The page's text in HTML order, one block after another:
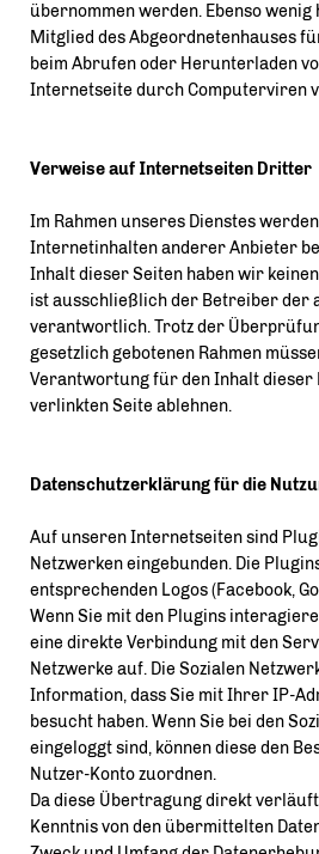
übernommen werden. Ebenso
Mitglied des Abgeordnetenhauses
beim Abrufen oder Herunterladen
Internetseite durch Computerviren
Verweise auf Internetseiten Dritter
Im Rahmen unseres Dienstes
Internetinhalten anderer Anbieter
Inhalt dieser Seiten haben wir
ist ausschließlich der Betreiber der
verantwortlich. Trotz der
gesetzlich gebotenen Rahmen
Verantwortung für den Inhalt dieser
verlinkten Seite ablehnen.
Datenschutzerklärung für die
Auf unseren Internetseiten sind
Netzwerken eingebunden. Die
entsprechenden Logos (Facebook,
Wenn Sie mit den Plugins
eine direkte Verbindung mit den
Netzwerke auf. Die Sozialen
Information, dass Sie mit Ihrer IP-
besucht haben. Wenn Sie bei den
eingeloggt sind, können diese den
Nutzer-Konto zuordnen.
Da diese Übertragung direkt
Kenntnis von den übermittelten